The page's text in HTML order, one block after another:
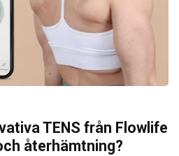
TENS från Flowlife
återhämtning?